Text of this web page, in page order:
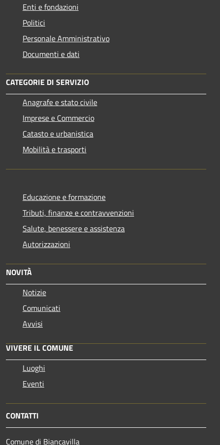
Enti e fondazioni
Politici
Personale Amministrativo
Documenti e dati
CATEGORIE DI SERVIZIO
Anagrafe e stato civile
Imprese e Commercio
Catasto e urbanistica
Mobilità e trasporti
Educazione e formazione
Tributi, finanze e contravvenzioni
Salute, benessere e assistenza
Autorizzazioni
NOVITÀ
Notizie
Comunicati
Avvisi
VIVERE IL COMUNE
Luoghi
Eventi
CONTATTI
Comune di Biancavilla